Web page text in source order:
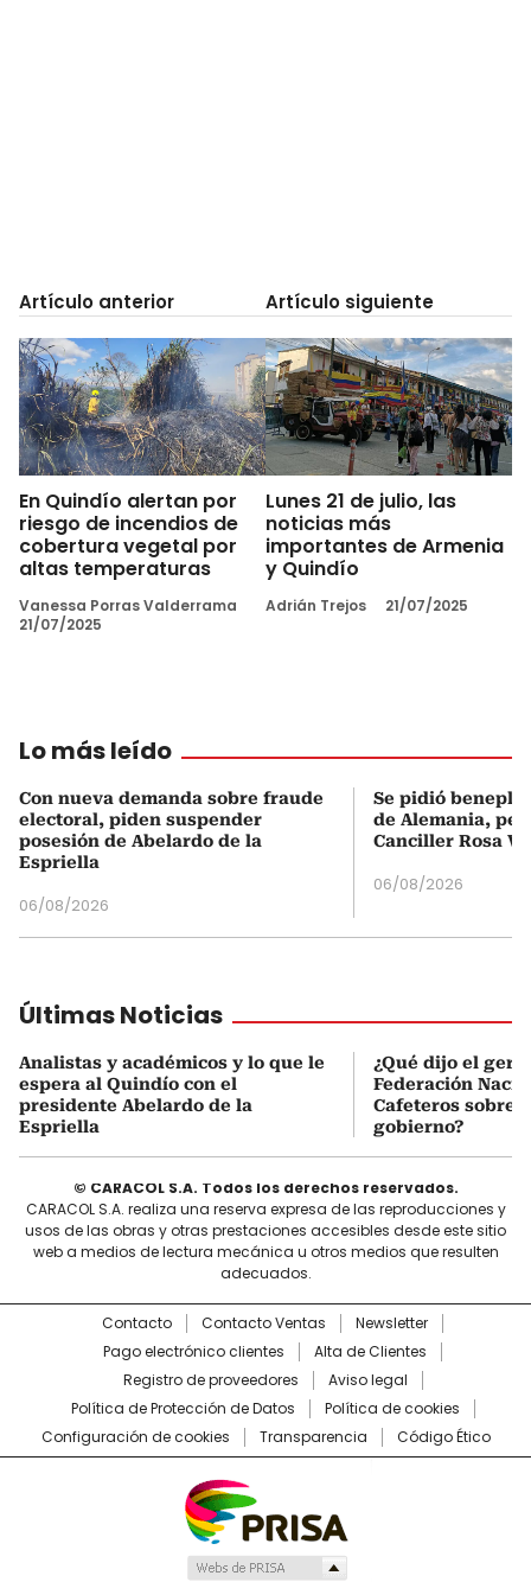
Artículo anterior
En Quindío alertan por
riesgo de incendios de
cobertura vegetal por
altas temperaturas
Vanessa Porras Valderrama
21/07/2025
Artículo siguiente
Lunes 21 de julio, las
noticias más
importantes de Armenia
y Quindío
Adrián Trejos 21/07/2025
Lo más leído
Con nueva demanda sobre fraude
electoral, piden suspender
posesión de Abelardo de la
Espriella
06/08/2026
Se pidió
de Alemania,
Canciller Rosa
06/08/2026
Últimas Noticias
Analistas y académicos y lo que le
espera al Quindío con el
presidente Abelardo de la
Espriella
¿Qué dijo el
Federación
Cafeteros sobre
gobierno?
© CARACOL S.A. Todos los derechos reservados.
CARACOL S.A. realiza una reserva expresa de las reproducciones y
usos de las obras y otras prestaciones accesibles desde este sitio
web a medios de lectura mecánica u otros medios que resulten
adecuados.
Contacto Contacto Ventas
Newsletter
Pago electrónico clientes
Alta de Clientes
Registro de proveedores
Aviso legal
Política de Protección de Datos
Política de cookies
Configuración de cookies
Transparencia Código Ético